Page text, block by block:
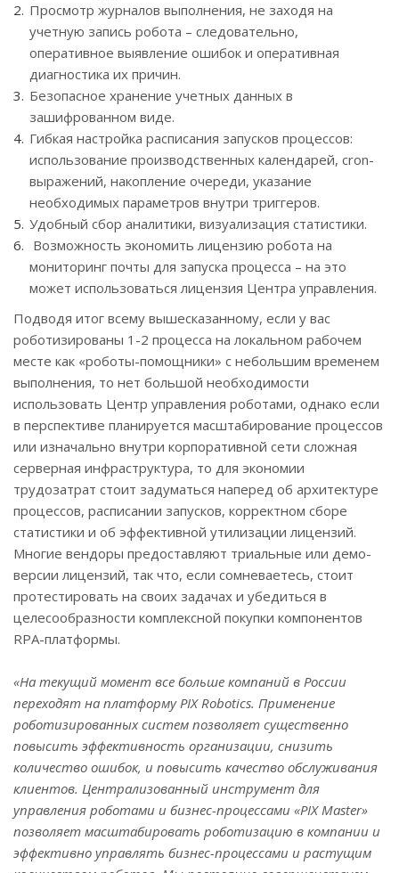
Просмотр журналов выполнения, не заходя на
учетную запись робота – следовательно,
оперативное выявление ошибок и оперативная
диагностика их причин.
Безопасное хранение учетных данных в
зашифрованном виде.
Гибкая настройка расписания запусков процессов:
использование производственных календарей, cron-
выражений, накопление очереди, указание
необходимых параметров внутри триггеров.
Удобный сбор аналитики, визуализация статистики.
Возможность экономить лицензию робота на
мониторинг почты для запуска процесса – на это
может использоваться лицензия Центра управления.
Подводя итог всему вышесказанному, если у вас
роботизированы 1-2 процесса на локальном рабочем
месте как «роботы-помощники» с небольшим временем
выполнения, то нет большой необходимости
использовать Центр управления роботами, однако если
в перспективе планируется масштабирование процессов
или изначально внутри корпоративной сети сложная
серверная инфраструктура, то для экономии
трудозатрат стоит задуматься наперед об архитектуре
процессов, расписании запусков, корректном сборе
статистики и об эффективной утилизации лицензий.
Многие вендоры предоставляют триальные или демо-
версии лицензий, так что, если сомневаетесь, стоит
протестировать на своих задачах и убедиться в
целесообразности комплексной покупки компонентов
RPA-платформы.
«На текущий момент все больше компаний в России
переходят на платформу PIX Robotics. Применение
роботизированных систем позволяет существенно
повысить эффективность организации, снизить
количество ошибок, и повысить качество обслуживания
клиентов. Централизованный инструмент для
управления роботами и бизнес-процессами «PIX Master»
позволяет масштабировать роботизацию в компании и
эффективно управлять бизнес-процессами и растущим